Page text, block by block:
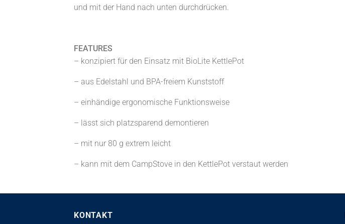
und mit der Hand nach unten durchdrücken.
FEATURES
– konzipiert für den Einsatz mit BioLite KettlePot
– aus Edelstahl und BPA-freiem Kunststoff
– einhändige ergonomische Funktionsweise
– lässt sich platzsparend demontieren
– mit nur 80 g extrem leicht
– kann mit dem CampStove in den KettlePot verstaut werden
KONTAKT